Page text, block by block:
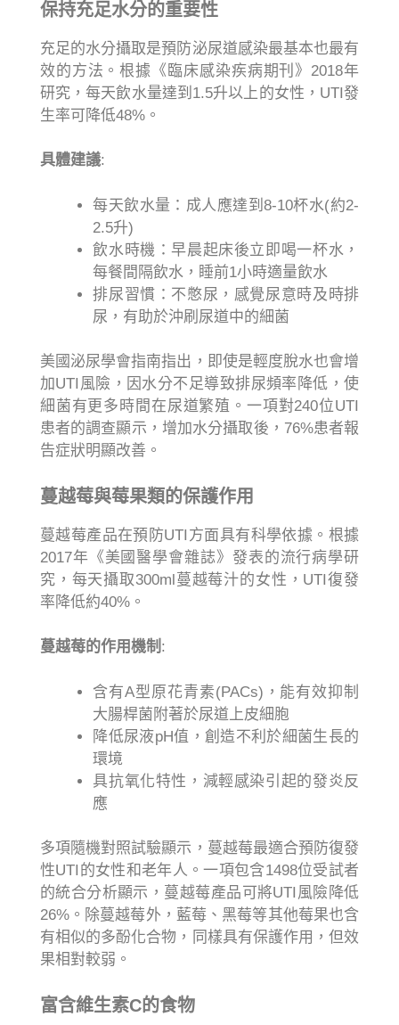
保持充足水分的重要性
充足的水分攝取是預防泌尿道感染最基本也最有
效的方法。根據《臨床感染疾病期刊》2018年
研究，每天飲水量達到1.5升以上的女性，UTI發
生率可降低48%。
具體建議:
每天飲水量：成人應達到8-10杯水(約2-
2.5升)
飲水時機：早晨起床後立即喝一杯水，
每餐間隔飲水，睡前1小時適量飲水
排尿習慣：不憋尿，感覺尿意時及時排
尿，有助於沖刷尿道中的細菌
美國泌尿學會指南指出，即使是輕度脫水也會增
加UTI風險，因水分不足導致排尿頻率降低，使
細菌有更多時間在尿道繁殖。一項對240位UTI
患者的調查顯示，增加水分攝取後，76%患者報
告症狀明顯改善。
蔓越莓與莓果類的保護作用
蔓越莓產品在預防UTI方面具有科學依據。根據
2017年《美國醫學會雜誌》發表的流行病學研
究，每天攝取300ml蔓越莓汁的女性，UTI復發
率降低約40%。
蔓越莓的作用機制 :
含有A型原花青素(PACs)，能有效抑制
大腸桿菌附著於尿道上皮細胞
降低尿液pH值，創造不利於細菌生長的
環境
具抗氧化特性，減輕感染引起的發炎反
應
多項隨機對照試驗顯示，蔓越莓最適合預防復發
性UTI的女性和老年人。一項包含1498位受試者
的統合分析顯示，蔓越莓產品可將UTI風險降低
26%。除蔓越莓外，藍莓、黑莓等其他莓果也含
有相似的多酚化合物，同樣具有保護作用，但效
果相對較弱。
富含維生素C的食物